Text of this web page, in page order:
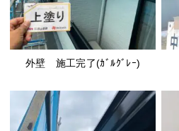
外壁 施工完了(ｶﾞﾙｸﾞﾚｰ)